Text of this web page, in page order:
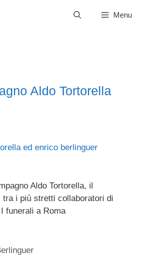
Menu
Aldo Tortorella
Aldo Tortorella, il
tra i più stretti collaboratori di
funerali a Roma